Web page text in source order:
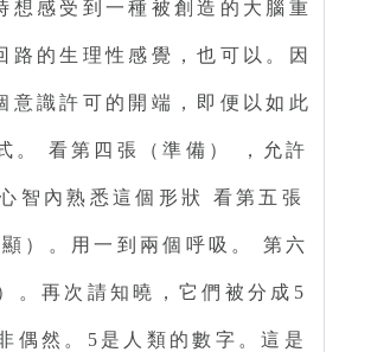
想感受到一種被創造的大腦重
路的生理性感覺，也可以。因
意識許可的開端，即便以如此
。 看第四張（準備） ，允許
智內熟悉這個形狀 看第五張
顯）。用一到兩個呼吸。 第六
。再次請知曉，它們被分成5
偶然。5是人類的數字。這是